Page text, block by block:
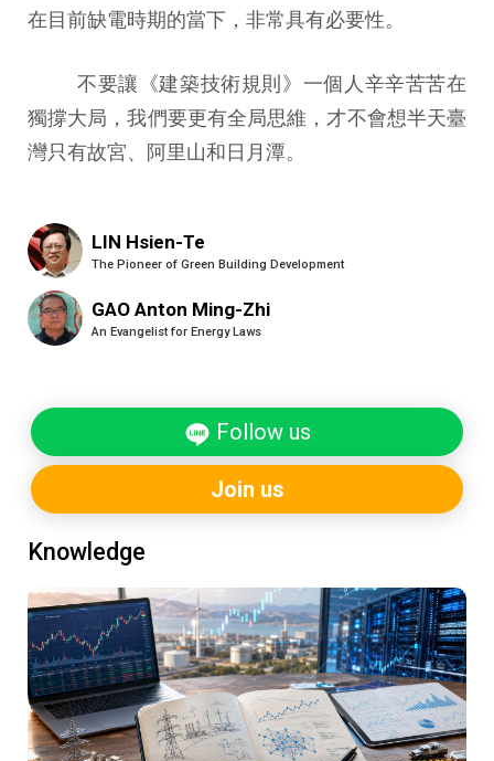
在目前缺電時期的當下，非常具有必要性。
不要讓《建築技術規則》一個人辛辛苦苦在
獨撐大局，我們要更有全局思維，才不會想半天臺
灣只有故宮、阿里山和日月潭。
LIN Hsien-Te
The Pioneer of Green Building Development
GAO Anton Ming-Zhi
An Evangelist for Energy Laws
Follow us
Join us
Knowledge